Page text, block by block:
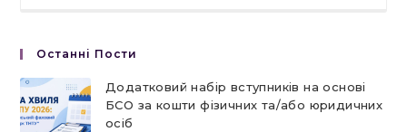
Останні Пости
Додатковий набір вступників на основі
БСО за кошти фізичних та/або юридичних
осіб